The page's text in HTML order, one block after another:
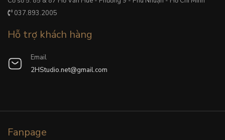
037.893.2005
Hỗ trợ khách hàng
Email
2HStudio.net@gmail.com
Fanpage